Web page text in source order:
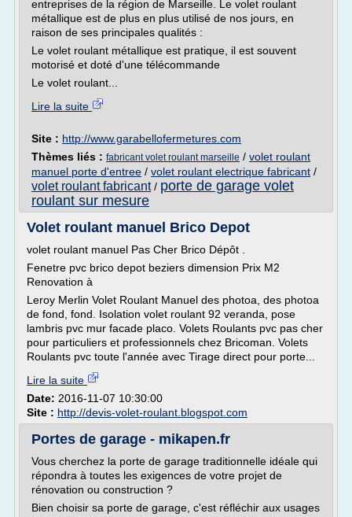
entreprises de la région de Marseille. Le volet roulant
métallique est de plus en plus utilisé de nos jours, en
raison de ses principales qualités :
Le volet roulant métallique est pratique, il est souvent
motorisé et doté d'une télécommande
Le volet roulant...
Lire la suite
Site : http://www.garabellofermetures.com
Thèmes liés : fabricant volet roulant marseille / volet roulant
manuel porte d'entree / volet roulant electrique fabricant /
volet roulant fabricant/ porte de garage volet
roulant sur mesure
Volet roulant manuel Brico Depot
volet roulant manuel Pas Cher Brico Dépôt .
Fenetre pvc brico depot beziers dimension Prix M2
Renovation à
Leroy Merlin Volet Roulant Manuel des photoa, des photoa
de fond, fond. Isolation volet roulant 92 veranda, pose
lambris pvc mur facade placo. Volets Roulants pvc pas cher
pour particuliers et professionnels chez Bricoman. Volets
Roulants pvc toute l'année avec Tirage direct pour porte...
Lire la suite
Date: 2016-11-07 10:30:00
Site : http://devis-volet-roulant.blogspot.com
Portes de garage - mikapen.fr
Vous cherchez la porte de garage traditionnelle idéale qui
répondra à toutes les exigences de votre projet de
rénovation ou construction ?
Bien choisir sa porte de garage, c'est réfléchir aux usages